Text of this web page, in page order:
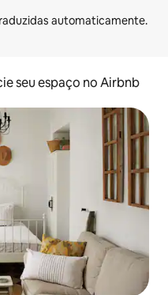
seu espaço no Airbnb